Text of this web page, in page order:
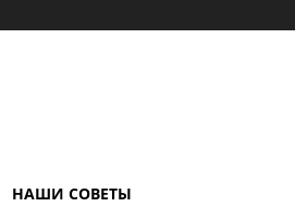
НАШИ СОВЕТЫ